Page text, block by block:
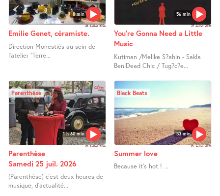
8 min
28 Juillet 2026
Emilie Genet, céramiste.
Direction Monestiés au sein de
l’atelier "Terre...
56 min
27 Juillet 2026
You’re Gonna Need a Little
Music
Kutiman /Melike S?ahin - Sakla
BeniDead Chic / Tug?c?e...
1 h 60 min
Parenthèse
25 Juillet 2026
Parenthèse
Samedi 25 juil. 2026
(Parenthèse) c’est deux heures de
musique, d’actualité...
53 min
Black Beats
25 Juillet 2026
Summer love
Because it’s hot ! ...